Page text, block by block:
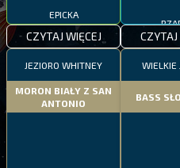
EPICKA
CZYTAJ WIĘCEJ CZYTAJ
JEZIORO WHITNEY
MORON BIAŁY Z SAN
ANTONIO
WIELKIE
BASS